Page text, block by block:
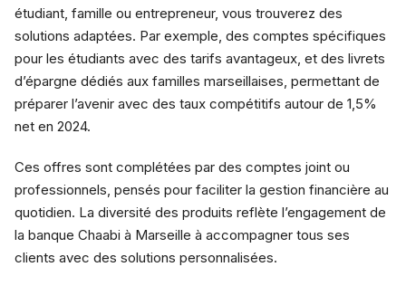
étudiant, famille ou entrepreneur, vous trouverez des
solutions adaptées. Par exemple, des comptes spécifiques
pour les étudiants avec des tarifs avantageux, et des livrets
d’épargne dédiés aux familles marseillaises, permettant de
préparer l’avenir avec des taux compétitifs autour de 1,5%
net en 2024.
Ces offres sont complétées par des comptes joint ou
professionnels, pensés pour faciliter la gestion financière au
quotidien. La diversité des produits reflète l’engagement de
la banque Chaabi à Marseille à accompagner tous ses
clients avec des solutions personnalisées.